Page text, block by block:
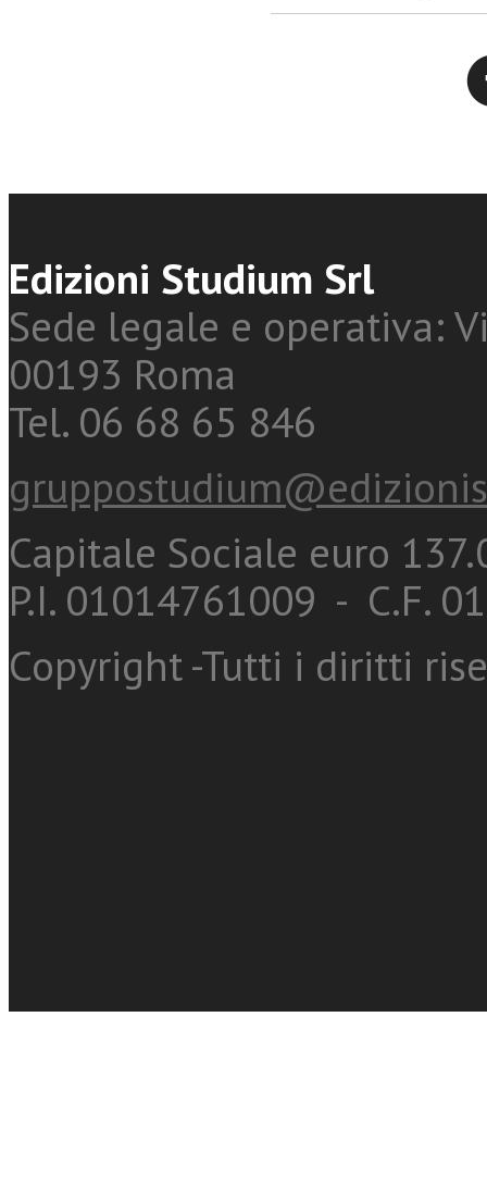
Edizioni Studium Srl
Sede legale e operativa:
00193 Roma
Tel. 06 68 65 846
Capitale Sociale euro
P.I. 01014761009 - C.F.
Copyright -Tutti i diritti